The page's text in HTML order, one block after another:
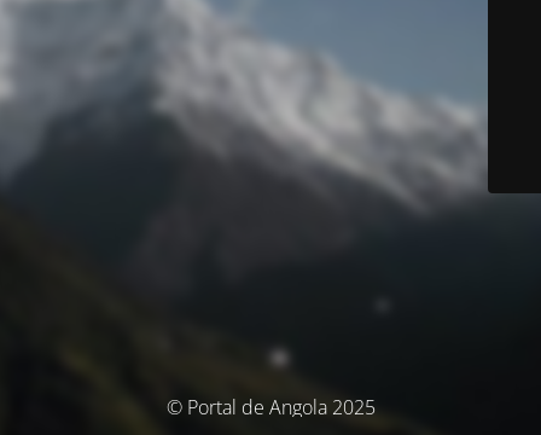
© Portal de Angola 2025